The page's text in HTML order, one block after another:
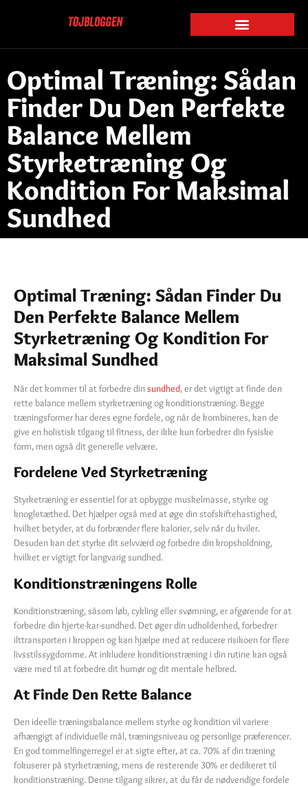
Optimal Træning: Sådan
Finder Du Den Perfekte
Balance Mellem
Styrketræning Og
Kondition For Maksimal
Sundhed
Optimal Træning: Sådan Finder Du
Den Perfekte Balance Mellem
Styrketræning Og Kondition For
Maksimal Sundhed
Når det kommer til at forbedre dinsundhed, er det vigtigt at finde den
rette balance mellem styrketræning og konditionstræning. Begge
træningsformer har deres egne fordele, og når de kombineres, kan de
give en holistisk tilgang til fitness, der ikke kun forbedrer din fysiske
form, men også dit generelle velvære.
Fordelene Ved Styrketræning
Styrketræning er essentiel for at opbygge muskelmasse, styrke og
knogletæthed. Det hjælper også med at øge din stofskiftehastighed,
hvilket betyder, at du forbrænder flere kalorier, selv når du hviler.
Desuden kan det styrke dit selvværd og forbedre din kropsholdning,
hvilket er vigtigt for langvarig sundhed.
Konditionstræningens Rolle
Konditionstræning, såsom løb, cykling eller svømning, er afgørende for at
forbedre din hjerte-kar-sundhed. Det øger din udholdenhed, forbedrer
ilttransporten i kroppen og kan hjælpe med at reducere risikoen for flere
livsstilssygdomme. At inkludere konditionstræning i din rutine kan også
være med til at forbedre dit humør og dit mentale helbred.
At Finde Den Rette Balance
Den ideelle træningsbalance mellem styrke og kondition vil variere
afhængigt af individuelle mål, træningsniveau og personlige præferencer.
En god tommelfingerregel er at sigte efter, at ca. 70% af din træning
fokuserer på styrketræning, mens de resterende 30% er dedikeret til
konditionstræning. Denne tilgang sikrer, at du får de nødvendige fordele